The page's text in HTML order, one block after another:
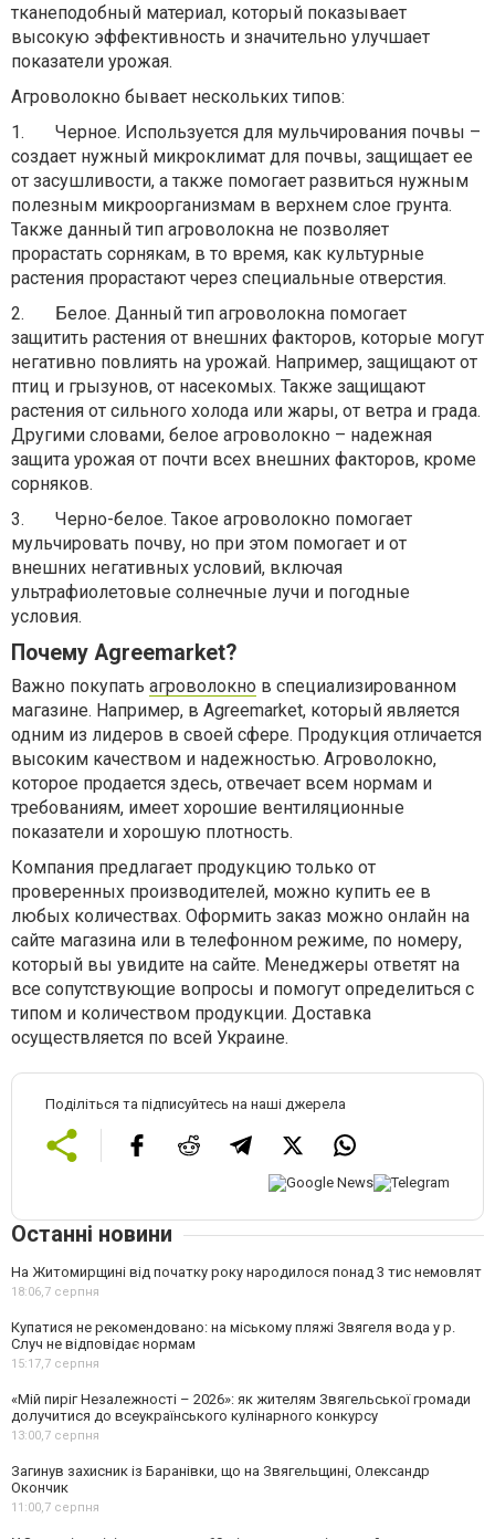
тканеподобный материал, который показывает
высокую эффективность и значительно улучшает
показатели урожая.
Агроволокно бывает нескольких типов:
1.
Черное. Используется для мульчирования почвы –
создает нужный микроклимат для почвы, защищает ее
от засушливости, а также помогает развиться нужным
полезным микроорганизмам в верхнем слое грунта.
Также данный тип агроволокна не позволяет
прорастать сорнякам, в то время, как культурные
растения прорастают через специальные отверстия.
2.
Белое. Данный тип агроволокна помогает
защитить растения от внешних факторов, которые могут
негативно повлиять на урожай. Например, защищают от
птиц и грызунов, от насекомых. Также защищают
растения от сильного холода или жары, от ветра и града.
Другими словами, белое агроволокно – надежная
защита урожая от почти всех внешних факторов, кроме
сорняков.
3.
Черно-белое. Такое агроволокно помогает
мульчировать почву, но при этом помогает и от
внешних негативных условий, включая
ультрафиолетовые солнечные лучи и погодные
условия.
Почему Agreemarket?
Важно покупать агроволокно в специализированном
магазине. Например, в Agreemarket, который является
одним из лидеров в своей сфере. Продукция отличается
высоким качеством и надежностью. Агроволокно,
которое продается здесь, отвечает всем нормам и
требованиям, имеет хорошие вентиляционные
показатели и хорошую плотность.
Компания предлагает продукцию только от
проверенных производителей, можно купить ее в
любых количествах. Оформить заказ можно онлайн на
сайте магазина или в телефонном режиме, по номеру,
который вы увидите на сайте. Менеджеры ответят на
все сопутствующие вопросы и помогут определиться с
типом и количеством продукции. Доставка
осуществляется по всей Украине.
Поділіться та підписуйтесь на наші джерела
Останні новини
На Житомирщині від початку року народилося понад 3 тис немовлят
18:06, 7 серпня
Купатися не рекомендовано: на міському пляжі Звягеля вода у р.
Случ не відповідає нормам
15:17, 7 серпня
«Мій пиріг Незалежності – 2026»: як жителям Звягельської громади
долучитися до всеукраїнського кулінарного конкурсу
13:00, 7 серпня
Загинув захисник із Баранівки, що на Звягельщині, Олександр
Окончик
11:00, 7 серпня